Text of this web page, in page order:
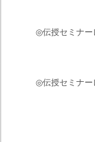
◎伝授セミナー
◎伝授セミナー